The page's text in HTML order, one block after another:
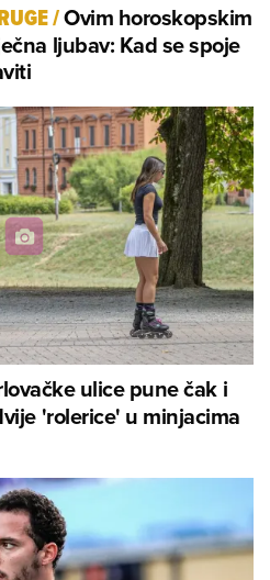
/Ovim horoskopskim
ljubav: Kad se spoje
ulice pune čak i
'rolerice' u minjacima